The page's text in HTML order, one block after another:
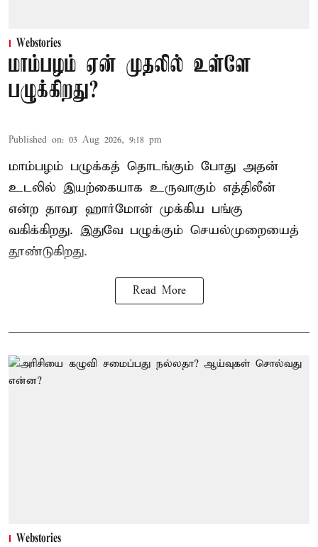
Webstories
மாம்பழம் ஏன் முதலில் உள்ளே
பழுக்கிறது?
Published on: 03 Aug 2026, 9:18 pm
மாம்பழம் பழுக்கத் தொடங்கும் போது அதன்
உடலில் இயற்கையாக உருவாகும் எத்திலீன்
என்ற தாவர ஹார்மோன் முக்கிய பங்கு
வகிக்கிறது. இதுவே பழுக்கும் செயல்முறையைத்
தூண்டுகிறது.
Read More
Webstories